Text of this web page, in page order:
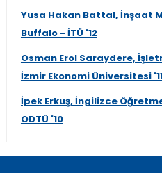
Yusa Hakan Battal, İnşaat
Buffalo - İTÜ '12
Osman Erol Saraydere,
İzmir Ekonomi Üniversitesi
İpek Erkuş, İngilizce
ODTÜ '10